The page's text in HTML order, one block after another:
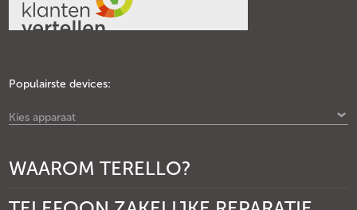
Populairste devices:
Kies apparaat
WAAROM TERELLO?